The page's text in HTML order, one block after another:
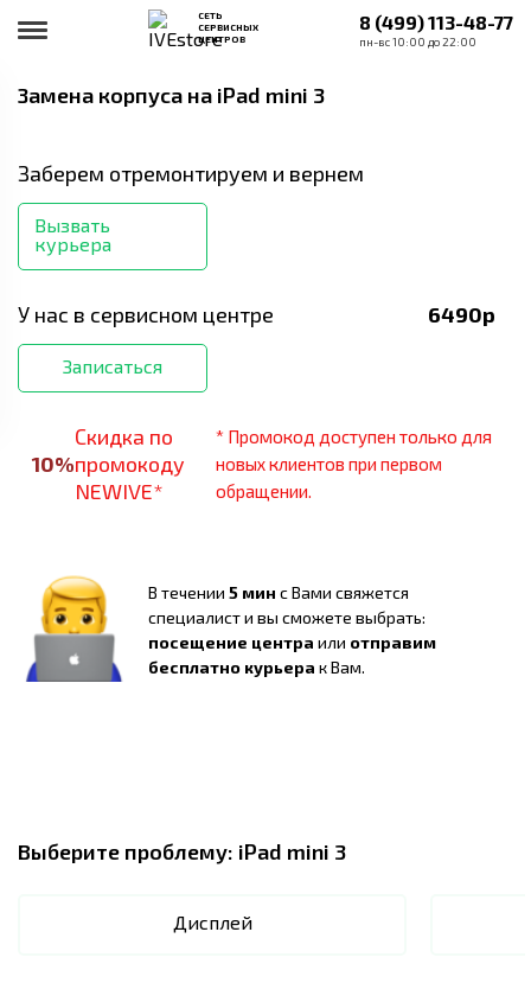
СЕТЬ
СЕРВИСНЫХ
ЦЕНТРОВ
8 (499) 113-48-77
пн-вс 10:00 до 22:00
Замена корпуса на iPad mini 3
Заберем отремонтируем и вернем
Вызвать
курьера
У нас в сервисном центре 6490р
Записаться
10%
Скидка по
промокоду
NEWIVE*
* Промокод доступен только для
новых клиентов при первом
обращении.
В течении 5 мин с Вами свяжется
специалист и вы сможете выбрать:
посещение центра или отправим
бесплатно курьера к Вам.
Выберите проблему: iPad mini 3
Дисплей